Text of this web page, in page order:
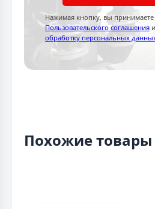
Нажимая кнопку, вы принимаете
Пользовательского соглашения
обработку персональных
Похожие товары